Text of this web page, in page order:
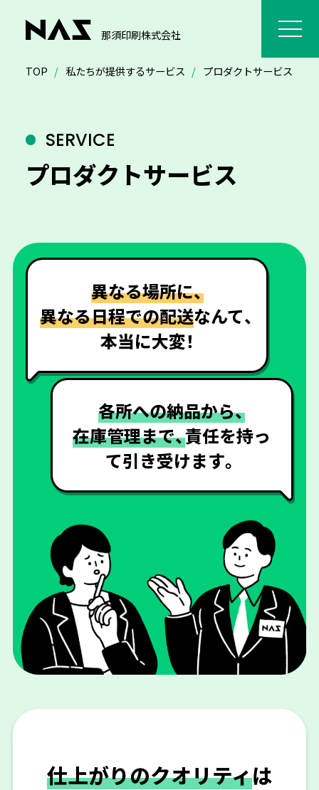
那須印刷株式会社
TOP 私たちが提供するサービス プロダクトサービス
SERVICE
プロダクトサービス
異なる場所に、
異なる日程での配送なんて、
本当に大変！
各所への納品から、
在庫管理まで、責任を持っ
て引き受けます。
仕上がりのクオリティは